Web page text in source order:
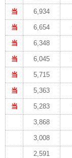
当 6,934
当 6,654
当 6,348
当 6,045
当 5,715
当 5,363
当 5,283
3,868
3,008
2,591